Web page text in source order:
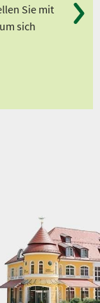
Sie mit
sich
Ab